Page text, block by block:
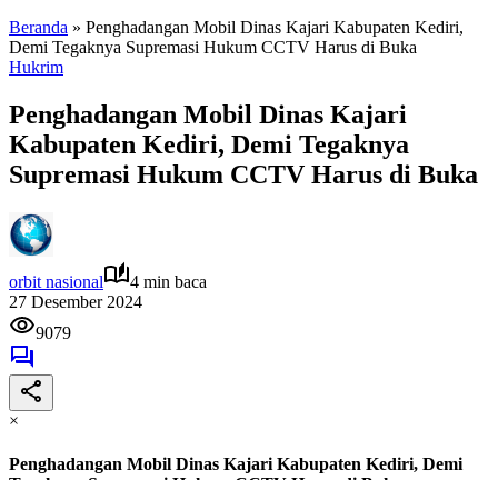
Beranda » Penghadangan Mobil Dinas Kajari Kabupaten Kediri,
Demi Tegaknya Supremasi Hukum CCTV Harus di Buka
Hukrim
Penghadangan Mobil Dinas Kajari
Kabupaten Kediri, Demi Tegaknya
Supremasi Hukum CCTV Harus di Buka
orbit nasional
4 min baca
27 Desember 2024
9079
×
Penghadangan Mobil Dinas Kajari Kabupaten Kediri, Demi